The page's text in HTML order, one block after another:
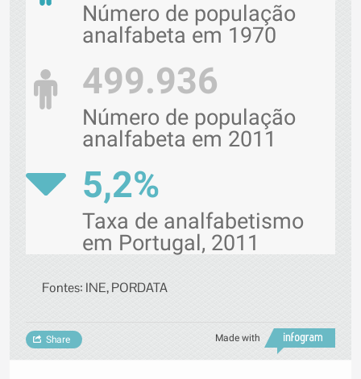
Número de população
analfabeta em 1970
499.936
Número de população
analfabeta em 2011
5,2%
Taxa de analfabetismo
em Portugal, 2011
Fontes: INE, PORDATA
Made with
Share